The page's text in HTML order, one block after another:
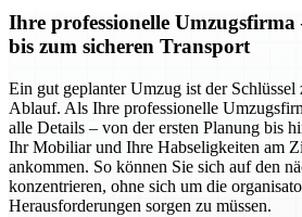
Ihre professionelle
bis zum sicheren Transport
Ein gut geplanter Umzug ist der Schlüssel
Ablauf. Als Ihre professionelle
alle Details – von der ersten Planung bis
Ihr Mobiliar und Ihre Habseligkeiten am
ankommen. So können Sie sich auf den
konzentrieren, ohne sich um die
Herausforderungen sorgen zu müssen.